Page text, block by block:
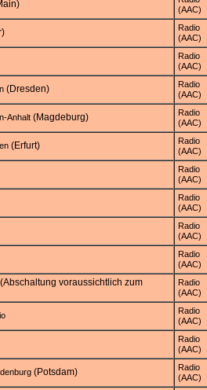
(AAC)
Radio
(AAC)
Radio
(AAC)
(Dresden)
Radio
(AAC)
Anhalt (Magdeburg)
Radio
(AAC)
(Erfurt)
Radio
(AAC)
Radio
(AAC)
Radio
(AAC)
Radio
(AAC)
Radio
(AAC)
(Abschaltung voraussichtlich zum
Radio
(AAC)
Radio
(AAC)
Radio
(AAC)
(Potsdam)
Radio
(AAC)